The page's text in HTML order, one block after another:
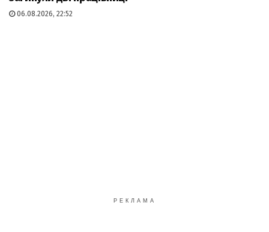
06.08.2026, 22:52
РЕКЛАМА